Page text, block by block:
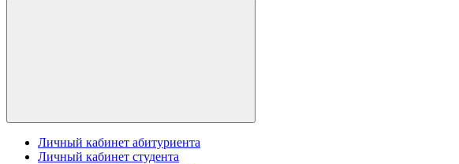
Личный кабинет абитуриента
Личный кабинет студента